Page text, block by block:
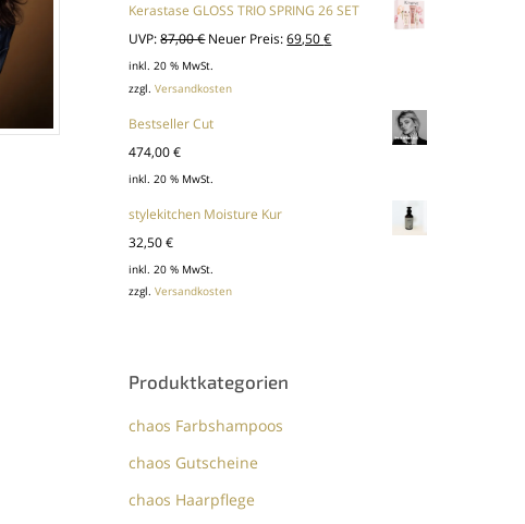
Kerastase GLOSS TRIO SPRING 26 SET
UVP: 87,00€ Ursprünglicher
Preis
war:
87,00 €
Neuer Preis: 69,50€Aktueller
inkl. 20 % MwSt.
zzgl.Versandkosten
Bestseller Cut
474,00€
inkl. 20 % MwSt.
stylekitchen Moisture Kur
32,50€
inkl. 20 % MwSt.
zzgl.Versandkosten
Produktkategorien
chaos Farbshampoos
chaos Gutscheine
chaos Haarpflege